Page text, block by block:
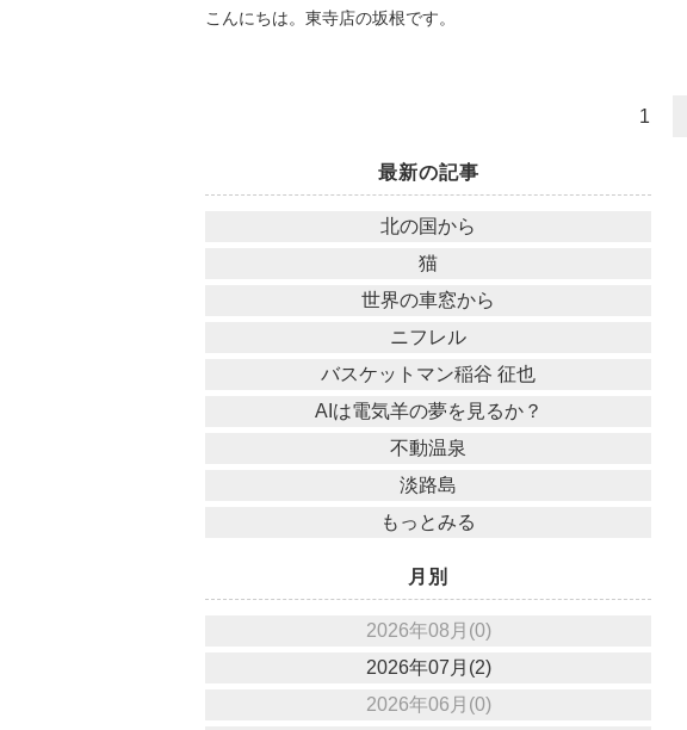
こんにちは。東寺店の坂根です。
1
最新の記事
北の国から
猫
世界の車窓から
ニフレル
バスケットマン稲谷 征也
AIは電気羊の夢を見るか？
不動温泉
淡路島
もっとみる
月別
2026年08月(0)
2026年07月(2)
2026年06月(0)